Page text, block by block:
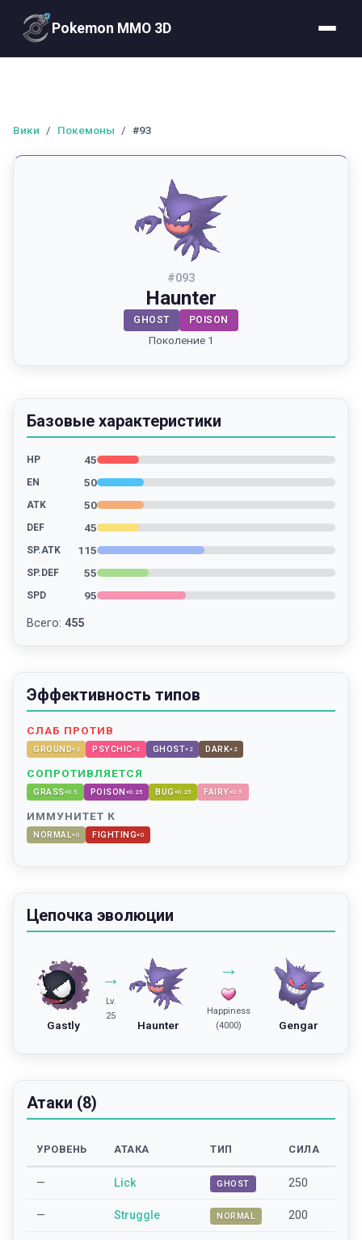
Pokemon MMO 3D
Вики / Покемоны / #93
#093
Haunter
GHOST POISON
Поколение 1
Базовые характеристики
HP 45
EN 50
ATK 50
DEF 45
SP.ATK 115
SP.DEF 55
SPD 95
Всего: 455
Эффективность типов
СЛАБ ПРОТИВ
GROUND× 2 PSYCHIC×2 GHOST× 2 DARK× 2
СОПРОТИВЛЯЕТСЯ
GRASS×0.5 POISON ×0.25 BUG ×0.25 FAIRY×0.5
ИММУНИТЕТ К
NORMAL×0 FIGHTING×0
Цепочка эволюции
Gastly
→
Lv.
25
Haunter
→
Happiness
(4000)
Gengar
Атаки (8)
УРОВЕНЬ АТАКА ТИП СИЛА
— Lick GHOST 250
— Struggle NORMAL 200